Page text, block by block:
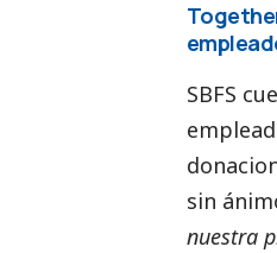
SBFS
sin
nuestra